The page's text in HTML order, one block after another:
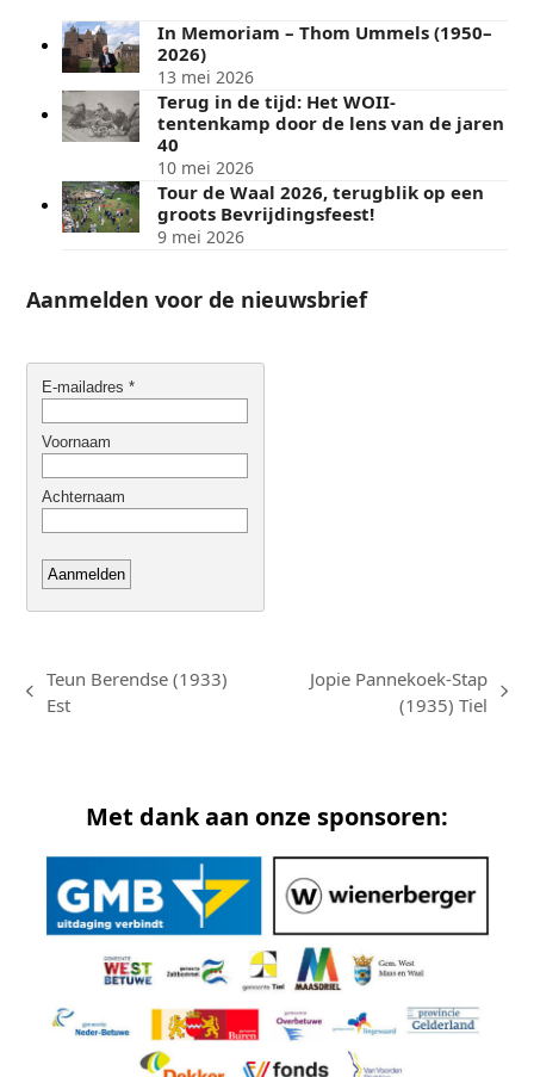
In Memoriam – Thom Ummels (1950–
2026)
13 mei 2026
Terug in de tijd: Het WOII-
tentenkamp door de lens van de jaren
40
10 mei 2026
Tour de Waal 2026, terugblik op een
groots Bevrijdingsfeest!
9 mei 2026
Aanmelden voor de nieuwsbrief
previous
Teun Berendse (1933)
Est
Jopie Pannekoek-Stap
(1935) Tiel
Met dank aan onze sponsoren: